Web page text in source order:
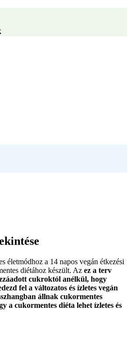
életmódhoz a 14 napos vegán étkezési
diétához készült. Az ez a terv
cukroktól anélkül, hogy
fel a változatos és ízletes vegán
állnak cukormentes
a cukormentes diéta lehet ízletes és